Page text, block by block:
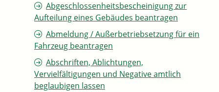
Abgeschlossenheitsbescheinigung zur
Aufteilung eines Gebäudes beantragen
Abmeldung / Außerbetriebsetzung für ein
Fahrzeug beantragen
Abschriften, Ablichtungen,
Vervielfältigungen und Negative amtlich
beglaubigen lassen